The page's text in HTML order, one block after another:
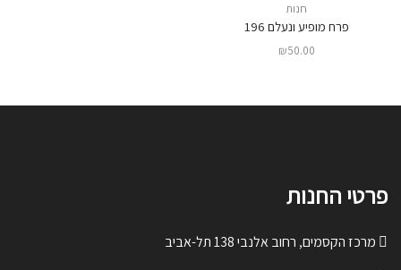
חנות
פרח מופיע ונעלם 196
₪50.00
פרטי החנות
מרכז הקסמים, רחוב אלנבי 138 תל-אביב